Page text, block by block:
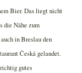
Bier. Das liegt nicht
die Nähe zum
in Breslau den
Česká gelandet.
gutes